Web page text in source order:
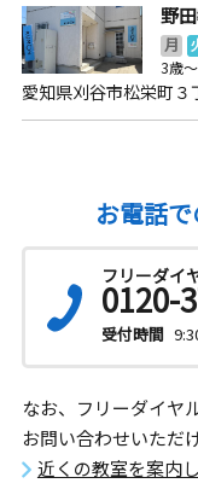
野
月
3歳
愛知県刈谷市松栄町３
お電話
フリーダイ
0120-
受付時間
なお、フリーダイヤ
お問い合わせいただ
近くの教室を案内